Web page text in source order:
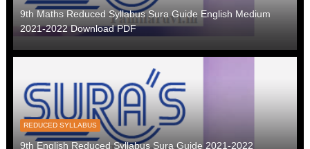
9th Maths Reduced Syllabus Sura Guide English Medium
2021-2022 Download PDF
REDUCED SYLLABUS
9th English Reduced Syllabus Sura Guide 2021-2022